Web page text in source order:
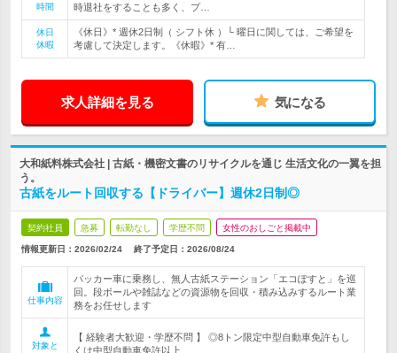
時間
時退社をすることも多く、プ…
休日
休暇
《休日》* 週休2日制（ シフト休 ）└ 曜日に関しては、ご希望を
考慮して決定します。《休暇》* 有…
求人詳細を見る 気になる
大和紙料株式会社 | 古紙・機密文書のリサイクルを通じ 生活文化の一翼を担
う。
古紙をルート回収する【ドライバー】週休2日制◎
契約社員 急募 転勤なし 学歴不問 女性のおしごと掲載中
情報更新日：2026/02/24 終了予定日： 2026/08/24
仕事内容
パッカー車に乗務し、無人古紙ステーション「エコぽすと」を巡
回。段ボールや雑誌などの資源物を回収・積み込みするルート業
務をお任せします
対象と
【 経験者大歓迎・学歴不問 】 ◎8トン限定中型自動車免許もし
くは中型自動車免許以上